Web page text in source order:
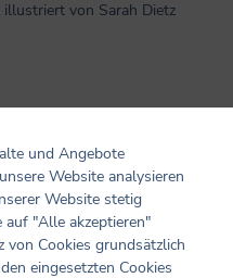
von Sarah Dietz
und Angebote
Website analysieren
Website stetig
auf "Alle akzeptieren"
von Cookies grundsätzlich
eingesetzten Cookies